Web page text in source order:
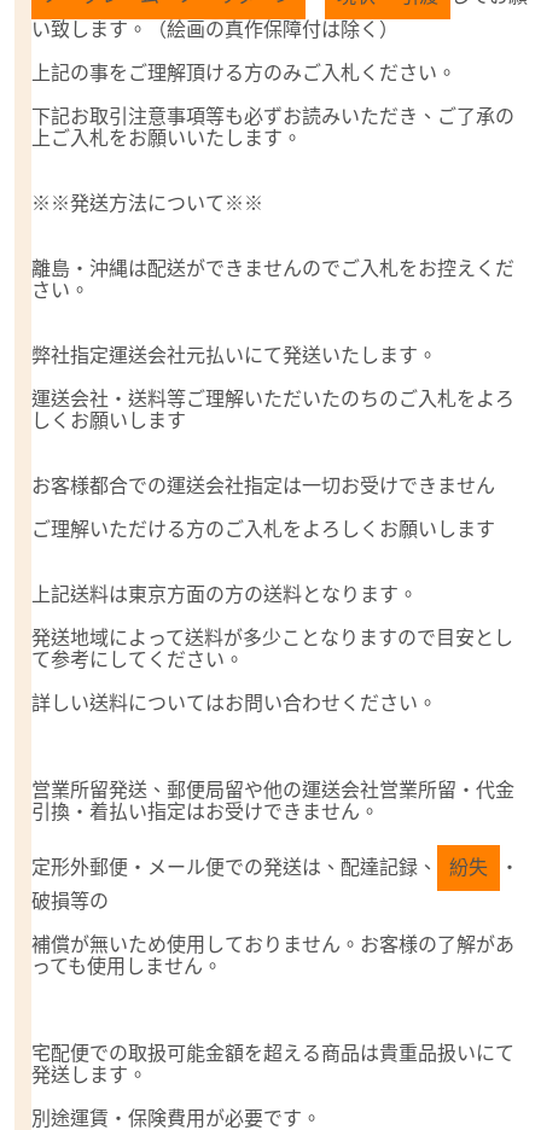
い致します。（絵画の真作保障付は除く）
上記の事をご理解頂ける方のみご入札ください。
下記お取引注意事項等も必ずお読みいただき、ご了承の
上ご入札をお願いいたします。
※※発送方法について※※
離島・沖縄は配送ができませんのでご入札をお控えくだ
さい。
弊社指定運送会社元払いにて発送いたします。
運送会社・送料等ご理解いただいたのちのご入札をよろ
しくお願いします
お客様都合での運送会社指定は一切お受けできません
ご理解いただける方のご入札をよろしくお願いします
上記送料は東京方面の方の送料となります。
発送地域によって送料が多少ことなりますので目安とし
て参考にしてください。
詳しい送料についてはお問い合わせください。
営業所留発送、郵便局留や他の運送会社営業所留・代金
引換・着払い指定はお受けできません。
定形外郵便・メール便での発送は、配達記録、 紛失
・
破損等の
補償が無いため使用しておりません。お客様の了解があ
っても使用しません。
宅配便での取扱可能金額を超える商品は貴重品扱いにて
発送します。
別途運賃・保険費用が必要です。